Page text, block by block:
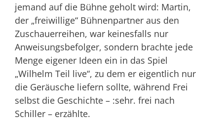
jemand auf die Bühne geholt wird: Martin,
der „freiwillige“ Bühnenpartner aus den
Zuschauerreihen, war keinesfalls nur
Anweisungsbefolger, sondern brachte jede
Menge eigener Ideen ein in das Spiel
„Wilhelm Teil live“, zu dem er eigentlich nur
die Geräusche liefern sollte, während Frei
selbst die Geschichte – :sehr. frei nach
Schiller – erzählte.